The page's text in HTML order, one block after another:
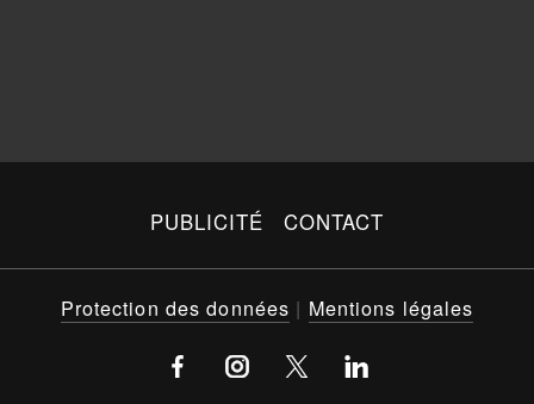
PUBLICITÉ CONTACT
Protection des données | Mentions légales